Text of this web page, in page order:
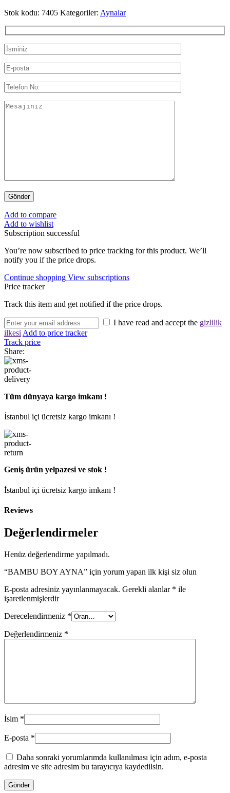
Stok kodu: 7405 Kategoriler: Aynalar
Add to compare
Add to wishlist
Subscription successful
You’re now subscribed to price tracking for this product. We’ll
notify you if the price drops.
Continue shopping View subscriptions
Price tracker
Track this item and get notified if the price drops.
I have read and accept the gizlilik
ilkesiAdd to price tracker
Track price
Share:
Tüm dünyaya kargo imkanı !
İstanbul içi ücretsiz kargo imkanı !
Geniş ürün yelpazesi ve stok !
İstanbul içi ücretsiz kargo imkanı !
Reviews
Değerlendirmeler
Henüz değerlendirme yapılmadı.
“BAMBU BOY AYNA” için yorum yapan ilk kişi siz olun
E-posta adresiniz yayınlanmayacak. Gerekli alanlar * ile
işaretlenmişlerdir
Derecelendirmeniz *
Değerlendirmeniz *
İsim *
E-posta *
Daha sonraki yorumlarımda kullanılması için adım, e-posta
adresim ve site adresim bu tarayıcıya kaydedilsin.